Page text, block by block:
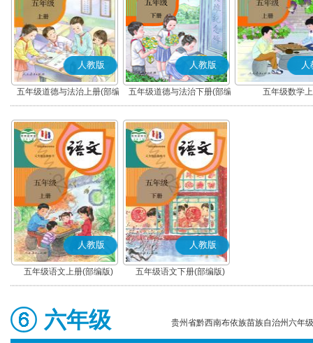
人教版
五年级道德与法治上册(部编
版)
人教版
五年级道德与法治下册(部编
版)
人
五年级数学
人教版
五年级语文上册(部编版)
人教版
五年级语文下册(部编版)
六年级 贵州省黔西南布依族苗族自治州六年